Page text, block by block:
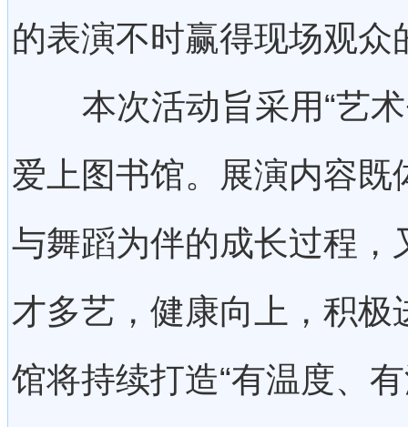
的表演不时赢得现场观
本次活动旨采用“艺术
爱上图书馆。展演内容
与舞蹈为伴的成长过程
才多艺，健康向上，积
馆将持续打造“有温度、